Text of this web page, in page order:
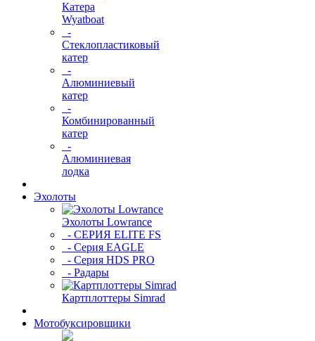
Катера
Wyatboat
-
Cтеклопластиковый
катер
-
Алюминиевый
катер
-
Комбинированный
катер
-
Алюминиевая
лодка
Эхолоты
Эхолоты Lowrance
- СЕРИЯ ELITE FS
- Серия EAGLE
- Серия HDS PRO
- Радары
Картплоттеры Simrad
Мотобуксировщики